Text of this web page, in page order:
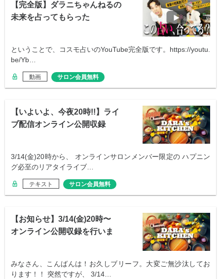
【完全版】ダラニちゃんねるの
未来を占ってもらった
ということで、コスモ占いのYouTube完全版です。https://youtu.
be/Yb…
動画 サロン会員無料
【いよいよ、今夜20時!!】ライ
ブ配信オンライン公開収録
3/14(金)20時から、 オンラインサロンメンバー限定の ハプニン
グ必至のリアタイライブ…
テキスト サロン会員無料
【お知らせ】3/14(金)20時〜
オンライン公開収録を行いま
みなさん、こんばんは！お久しブリーフ。大変ご無沙汰してお
ります！！ 突然ですが、 3/14…